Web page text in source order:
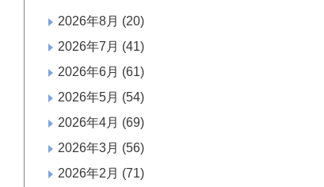
2026年8月 (20)
2026年7月 (41)
2026年6月 (61)
2026年5月 (54)
2026年4月 (69)
2026年3月 (56)
2026年2月 (71)